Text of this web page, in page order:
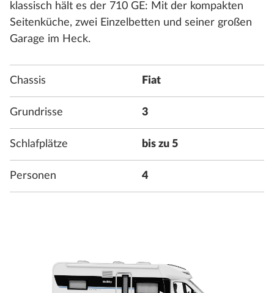
klassisch hält es der 710 GE: Mit der kompakten
Seitenküche, zwei Einzelbetten und seiner großen
Garage im Heck.
Chassis Fiat
Grundrisse 3
Schlafplätze bis zu 5
Personen 4